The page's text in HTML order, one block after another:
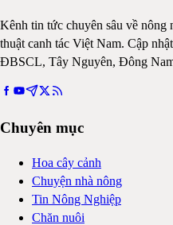
Kênh tin tức chuyên sâu về
thuật canh tác Việt Nam. Cập
ĐBSCL, Tây Nguyên, Đông
Chuyên mục
Hoa cây cảnh
Chuyện nhà nông
Tin Nông Nghiệp
Chăn nuôi